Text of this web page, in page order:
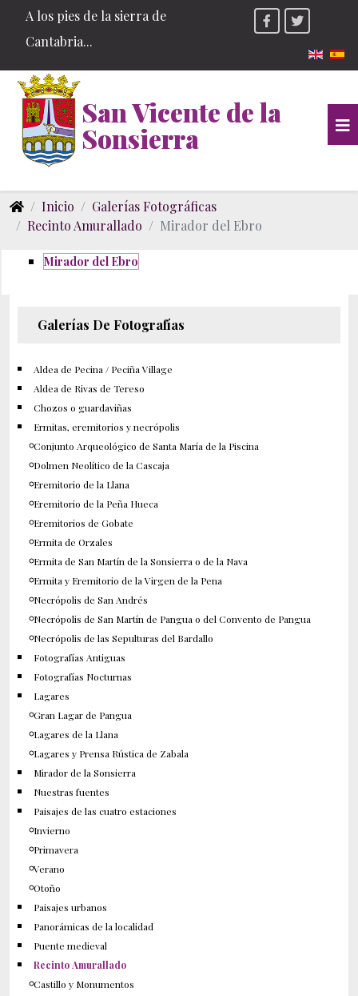
A los pies de la sierra de
Cantabria...
San Vicente de la
Sonsierra
Inicio
Galerías Fotográficas
Recinto Amurallado
Mirador del Ebro
Mirador del Ebro
Galerías De Fotografías
Aldea de Pecina / Peciña Village
Aldea de Rivas de Tereso
Chozos o guardaviñas
Ermitas, eremitorios y necrópolis
Conjunto Arqueológico de Santa María de la Piscina
Dolmen Neolítico de la Cascaja
Eremitorio de la Llana
Eremitorio de la Peña Hueca
Eremitorios de Gobate
Ermita de Orzales
Ermita de San Martín de la Sonsierra o de la Nava
Ermita y Eremitorio de la Virgen de la Pena
Necrópolis de San Andrés
Necrópolis de San Martín de Pangua o del Convento de Pangua
Necrópolis de las Sepulturas del Bardallo
Fotografías Antiguas
Fotografías Nocturnas
Lagares
Gran Lagar de Pangua
Lagares de la Llana
Lagares y Prensa Rústica de Zabala
Mirador de la Sonsierra
Nuestras fuentes
Paisajes de las cuatro estaciones
Invierno
Primavera
Verano
Otoño
Paisajes urbanos
Panorámicas de la localidad
Puente medieval
Recinto Amurallado
Castillo y Monumentos